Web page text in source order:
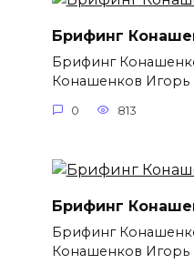
Брифинг
Брифинг
Конашенков Игорь
0 813
Брифинг
Брифинг
Конашенков Игорь